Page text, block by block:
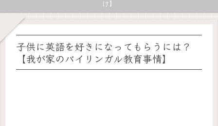
け】
子供に英語を好きになってもらうには？
【我が家のバイリンガル教育事情】